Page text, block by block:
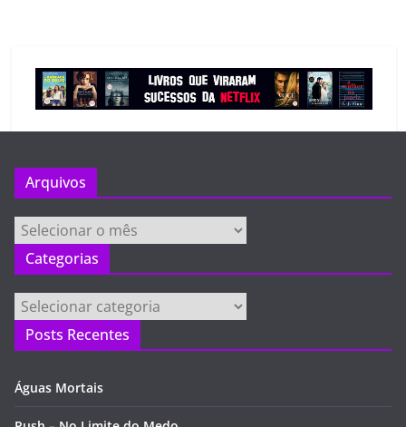
Arquivos
Arquivos
Categorias
Categorias
Posts Recentes
Águas Mortais